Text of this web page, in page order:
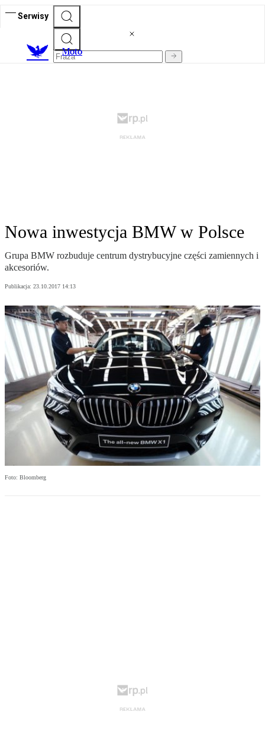
Serwisy
Moto
Nowa inwestycja BMW w Polsce
Grupa BMW rozbuduje centrum dystrybucyjne części zamiennych i
akcesoriów.
Publikacja: 23.10.2017 14:13
Foto: Bloomberg